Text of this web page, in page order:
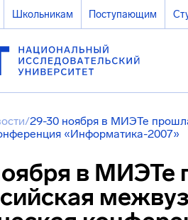
Школьникам Поступающим
/29-30 ноября в МИЭТе
«Информатика-2007»
в МИЭТе